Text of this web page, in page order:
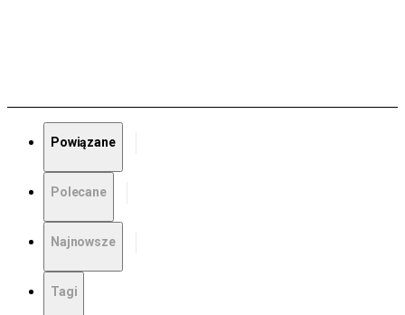
Powiązane
Polecane
Najnowsze
Tagi